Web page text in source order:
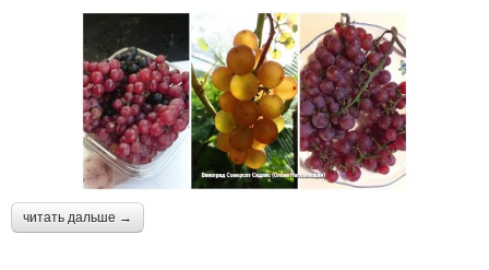
читать дальше →